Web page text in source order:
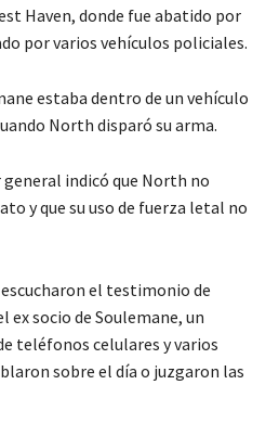
Haven, donde fue abatido por
por varios vehículos policiales.
estaba dentro de un vehículo
North disparó su arma.
indicó que North no
y que su uso de fuerza letal no
el testimonio de
socio de Soulemane, un
teléfonos celulares y varios
sobre el día o juzgaron las